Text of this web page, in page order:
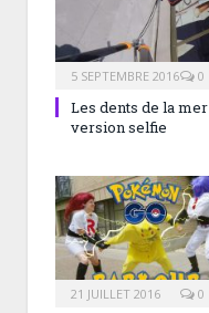
5 SEPTEMBRE 2016 0
Les dents de la mer
version selfie
21 JUILLET 2016 0